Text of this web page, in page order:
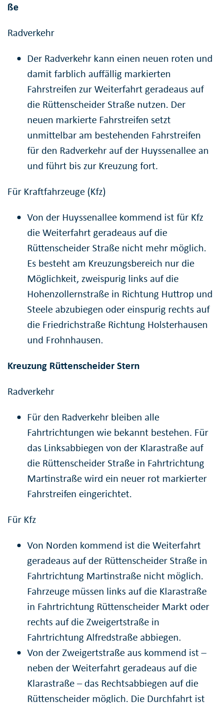
ße
Radverkehr
Der Radverkehr kann einen neuen roten und
damit farblich auffällig markierten
Fahrstreifen zur Weiterfahrt geradeaus auf
die Rüttenscheider Straße nutzen. Der
neuen markierte Fahrstreifen setzt
unmittelbar am bestehenden Fahrstreifen
für den Radverkehr auf der Huyssenallee an
und führt bis zur Kreuzung fort.
Für Kraftfahrzeuge (Kfz)
Von der Huyssenallee kommend ist für Kfz
die Weiterfahrt geradeaus auf die
Rüttenscheider Straße nicht mehr möglich.
Es besteht am Kreuzungsbereich nur die
Möglichkeit, zweispurig links auf die
Hohenzollernstraße in Richtung Huttrop und
Steele abzubiegen oder einspurig rechts auf
die Friedrichstraße Richtung Holsterhausen
und Frohnhausen.
Kreuzung Rüttenscheider Stern
Radverkehr
Für den Radverkehr bleiben alle
Fahrtrichtungen wie bekannt bestehen. Für
das Linksabbiegen von der Klarastraße auf
die Rüttenscheider Straße in Fahrtrichtung
Martinstraße wird ein neuer rot markierter
Fahrstreifen eingerichtet.
Für Kfz
Von Norden kommend ist die Weiterfahrt
geradeaus auf der Rüttenscheider Straße in
Fahrtrichtung Martinstraße nicht möglich.
Fahrzeuge müssen links auf die Klarastraße
in Fahrtrichtung Rüttenscheider Markt oder
rechts auf die Zweigertstraße in
Fahrtrichtung Alfredstraße abbiegen.
Von der Zweigertstraße aus kommend ist –
neben der Weiterfahrt geradeaus auf die
Klarastraße – das Rechtsabbiegen auf die
Rüttenscheider möglich. Die Durchfahrt ist